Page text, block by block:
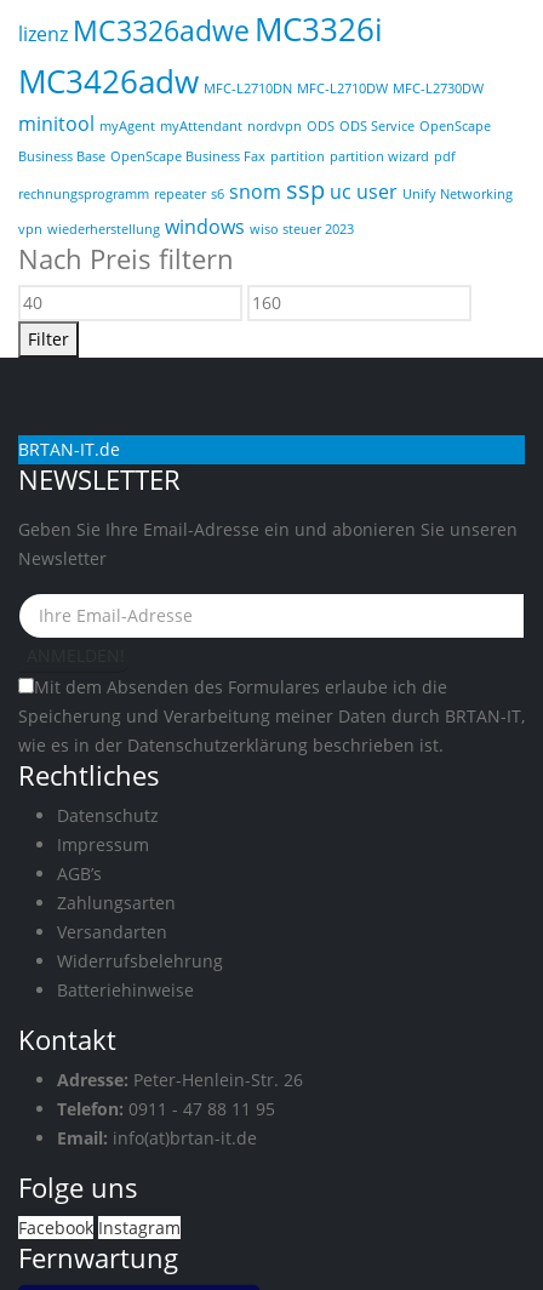
lizenz MC3326adwe MC3326i
MC3426adw MFC-L2710DN MFC-L2710DW MFC-L2730DW
minitool myAgent myAttendant nordvpn ODS ODS Service OpenScape
Business Base OpenScape Business Fax partition partition wizard pdf
rechnungsprogramm repeater s6 snom ssp uc user Unify Networking
vpn wiederherstellung windows wiso steuer 2023
Nach Preis filtern
Min.
Preis
Max.
Filter
BRTAN-IT.de
NEWSLETTER
Geben Sie Ihre Email-Adresse ein und abonieren Sie unseren
Newsletter
Mit dem Absenden des Formulares erlaube ich die
Speicherung und Verarbeitung meiner Daten durch BRTAN-IT,
wie es in der Datenschutzerklärung beschrieben ist.
Rechtliches
Datenschutz
Impressum
AGB’s
Zahlungsarten
Versandarten
Widerrufsbelehrung
Batteriehinweise
Kontakt
Adresse: Peter-Henlein-Str. 26
Telefon: 0911 - 47 88 11 95
Email: info(at)brtan-it.de
Folge uns
Facebook Instagram
Fernwartung